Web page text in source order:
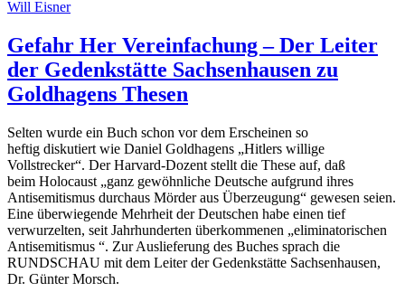
Will Eisner
Gefahr Her Vereinfachung – Der Leiter
der Gedenkstätte Sachsenhausen zu
Goldhagens Thesen
Selten wurde ein Buch schon vor dem Erscheinen so
heftig diskutiert wie Daniel Goldhagens „Hitlers willige
Vollstrecker“. Der Harvard-Dozent stellt die These auf, daß
beim Holocaust „ganz gewöhnliche Deutsche aufgrund ihres
Antisemitismus durchaus Mörder aus Überzeugung“ gewesen seien.
Eine überwiegende Mehrheit der Deutschen habe einen tief
verwurzelten, seit Jahrhunderten überkommenen „eliminatorischen
Antisemitismus “. Zur Auslieferung des Buches sprach die
RUNDSCHAU mit dem Leiter der Gedenkstätte Sachsenhausen,
Dr. Günter Morsch.